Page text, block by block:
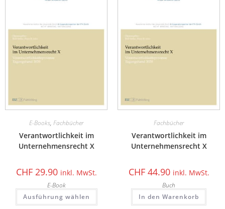
E-Books, Fachbücher
Verantwortlichkeit im
Unternehmensrecht X
CHF29.90 inkl. MwSt.
E-Book
Ausführung wählen
Fachbücher
Verantwortlichkeit im
Unternehmensrecht X
CHF44.90 inkl. MwSt.
Buch
In den Warenkorb